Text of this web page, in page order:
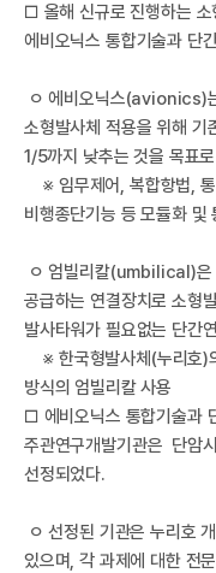
한
국
□ 올해 신규로 진행하는 소
에비오닉스 통합기술과 단
ㅇ 에비오닉스(avionics)
소형발사체 적용을 위해
1/5까지 낮추는 것을 목표
※ 임무제어, 복합항법,
비행종단기능 등 모듈화 및
ㅇ 엄빌리칼(umbilical)은
공급하는 연결장치로 소형
발사타워가 필요없는 단간
※ 한국형발사체(누리호)
방식의 엄빌리칼 사용
□ 에비오닉스 통합기술과
주관연구개발기관은 단암
선정되었다.
ㅇ 선정된 기관은 누리호
있으며, 각 과제에 대한 전